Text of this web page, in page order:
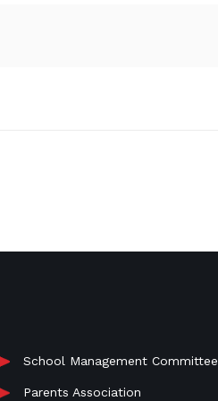
School Management Committee
Parents Association